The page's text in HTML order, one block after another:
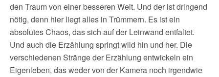
den Traum von einer besseren Welt. Und der ist dringend
nötig, denn hier liegt alles in Trümmern. Es ist ein
absolutes Chaos, das sich auf der Leinwand entfaltet.
Und auch die Erzählung springt wild hin und her. Die
verschiedenen Stränge der Erzählung entwickeln ein
Eigenleben, das weder von der Kamera noch irgendwie